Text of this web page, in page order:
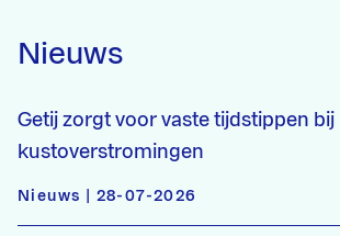
Nieuws
Getij zorgt voor vaste tijdstippen bij
kustoverstromingen
Nieuws | 28-07-2026